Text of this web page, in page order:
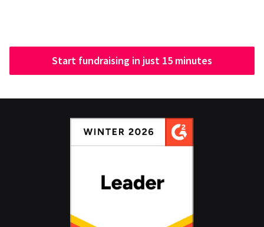
Start fundraising in just 15 minutes